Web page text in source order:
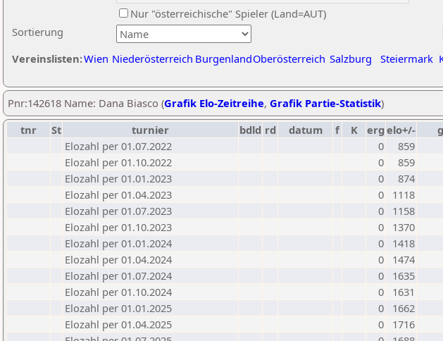
Sortierung
Nur "österreichische" Spieler (Land=AUT)
Vereinslisten:Wien Niederösterreich BurgenlandOberösterreich Salzburg Steiermark
Pnr:142618 Name: Dana Biasco (Grafik Elo-Zeitreihe, Grafik Partie-Statistik)
tnr
St turnier bdld rd datum f K erg elo+/-
Elozahl per 01.07.2022
0
859
Elozahl per 01.10.2022
0
859
Elozahl per 01.01.2023
0
874
Elozahl per 01.04.2023
0
1118
Elozahl per 01.07.2023
0
1158
Elozahl per 01.10.2023
0
1370
Elozahl per 01.01.2024
0
1418
Elozahl per 01.04.2024
0
1474
Elozahl per 01.07.2024
0
1635
Elozahl per 01.10.2024
0
1631
Elozahl per 01.01.2025
0
1662
Elozahl per 01.04.2025
0
1716